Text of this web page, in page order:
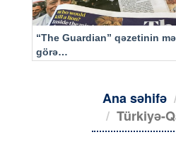
“The Guardian” qəzetinin
görə…
Ana səhifə
Türkiyə-